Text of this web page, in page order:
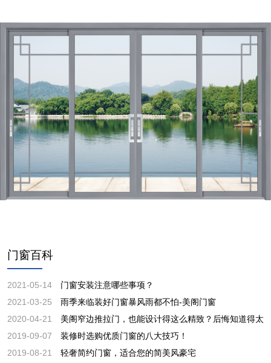
门窗百科
2021-05-14
门窗安装注意哪些事项？
2021-03-25
雨季来临装好门窗暴风雨都不怕-美阁门窗
2020-04-21
美阁窄边推拉门，也能设计得这么精致？后悔知道得太
2019-09-07
装修时选购优质门窗的八大技巧！
2019-08-21
轻奢简约门窗，适合您的简美风豪宅